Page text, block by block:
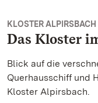
KLOSTER
Das Kloster
Blick auf die
Querhausschiff und
Kloster Alpirsbach.